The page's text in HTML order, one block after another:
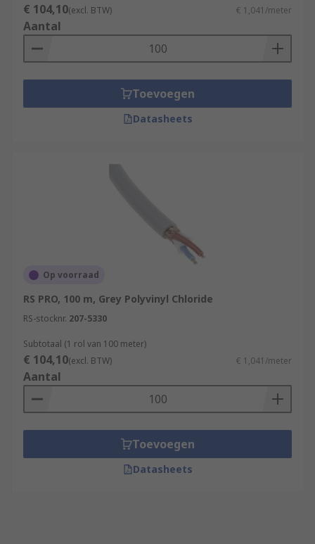
€ 104,10(excl. BTW) € 1,041/meter
Aantal
Toevoegen
Datasheets
Op voorraad
RS PRO, 100 m, Grey Polyvinyl Chloride
RS-stocknr. 207-5330
Subtotaal (1 rol van 100 meter)
€ 104,10(excl. BTW) € 1,041/meter
Aantal
Toevoegen
Datasheets